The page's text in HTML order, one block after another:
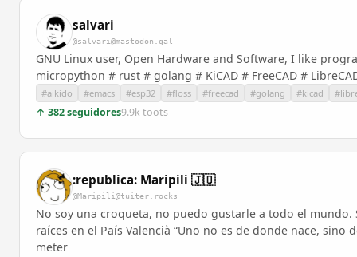
salvari
@salvari@mastodon.gal
GNU Linux user, Open Hardware and Software, I like
micropython # rust # golang # KiCAD # FreeCAD #
#aikido #emacs #esp32 #floss #freecad #golang #kicad
↑ 382 seguidores9.9k toots
:republica: Maripili 🇯🇴
@Maripili@tuiter.rocks
No soy una croqueta, no puedo gustarle a todo el
raíces en el País Valencià “Uno no es de donde nace,
meter